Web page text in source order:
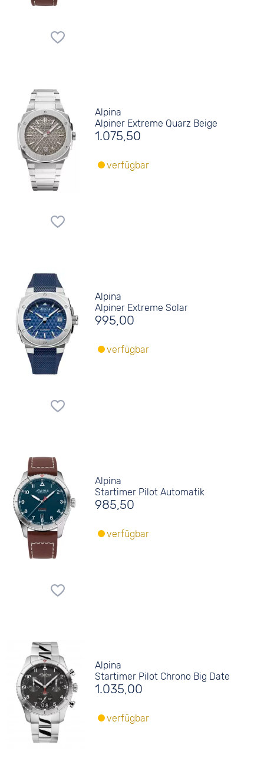
Alpina
Alpiner Extreme Quarz Beige
1.075,50
verfügbar
Alpina
Alpiner Extreme Solar
995,00
verfügbar
Alpina
Startimer Pilot Automatik
985,50
verfügbar
Alpina
Startimer Pilot Chrono Big Date
1.035,00
verfügbar